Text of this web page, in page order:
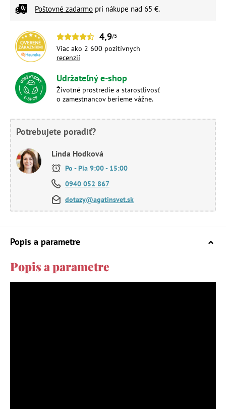
Poštovné zadarmo pri nákupe nad 65 €.
4,9/5
Viac ako 2 600 pozitívnych
recenzií
Udržateľný e-shop
Životné prostredie a starostlivosť
o zamestnancov berieme vážne.
Potrebujete poradiť?
Linda Hodková
Po - Pia 9:00 - 15:00
0940 052 867
dotazy@agatinsvet.sk
Popis a parametre
Popis a parametre